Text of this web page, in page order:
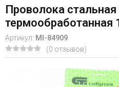
Проволока
термообработанная
Артикул: MI-84909
(0 отзывов)